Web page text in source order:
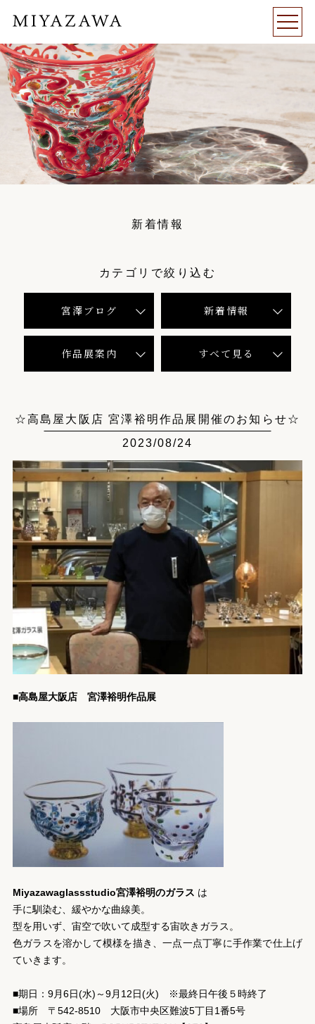
新着情報
カテゴリで絞り込む
宮澤ブログ 新着情報
作品展案内 すべて見る
☆高島屋大阪店 宮澤裕明作品展開催のお知らせ☆
2023/08/24
■高島屋大阪店 宮澤裕明作品展
Miyazawaglassstudio宮澤裕明のガラス は
手に馴染む、緩やかな曲線美。
型を用いず、宙空で吹いて成型する宙吹きガラス。
色ガラスを溶かして模様を描き、一点一点丁寧に手作業で仕上げ
ていきます。
■期日：9月6日(水)～9月12日(火) ※最終日午後５時終了
■場所 〒542-8510 大阪市中央区難波5丁目1番5号